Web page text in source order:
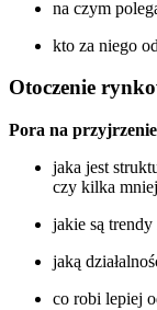
na czym
kto za niego
Otoczenie
Pora na
jaka jest
czy kilka
jakie są trendy
jaką
co robi lepiej